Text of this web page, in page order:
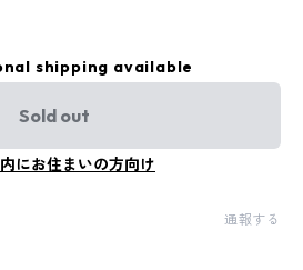
shipping available
Sold out
にお住まいの方向け
通報する